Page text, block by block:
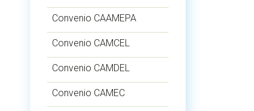
Convenio CAAMEPA
Convenio CAMCEL
Convenio CAMDEL
Convenio CAMEC